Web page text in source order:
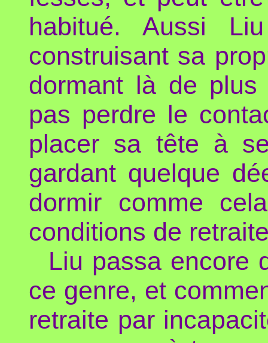
habitué. Aussi
construisant sa
dormant là de
pas perdre le
placer sa tête à
gardant quelque
dormir comme
conditions de
Liu passa encore
ce genre, et
retraite par